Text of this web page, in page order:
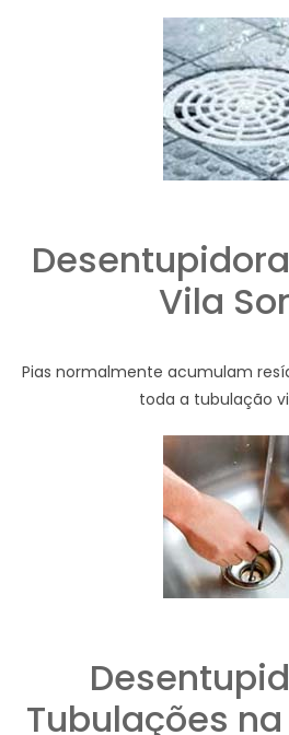
Vila
Pias normalmente acumulam
toda a tubulação
Tubulações